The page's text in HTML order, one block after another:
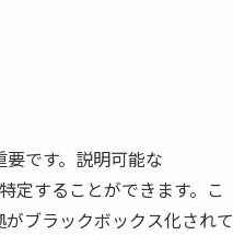
です。説明可能な
定することができます。こ
ブラックボックス化されて